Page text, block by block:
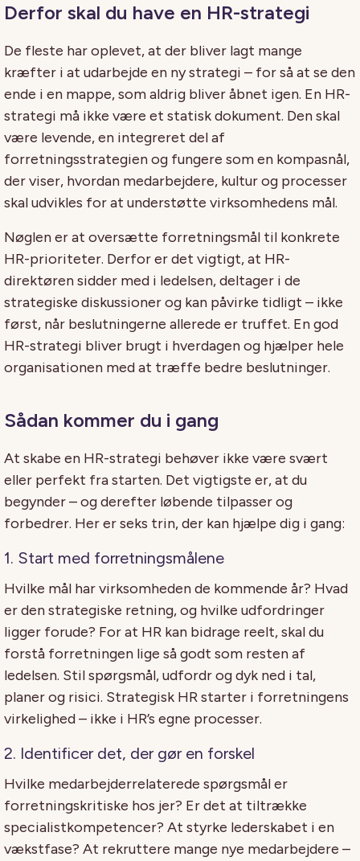
Derfor skal du have en HR-strategi
De fleste har oplevet, at der bliver lagt mange
kræfter i at udarbejde en ny strategi – for så at se den
ende i en mappe, som aldrig bliver åbnet igen. En HR-
strategi må ikke være et statisk dokument. Den skal
være levende, en integreret del af
forretningsstrategien og fungere som en kompasnål,
der viser, hvordan medarbejdere, kultur og processer
skal udvikles for at understøtte virksomhedens mål.
Nøglen er at oversætte forretningsmål til konkrete
HR-prioriteter. Derfor er det vigtigt, at HR-
direktøren sidder med i ledelsen, deltager i de
strategiske diskussioner og kan påvirke tidligt – ikke
først, når beslutningerne allerede er truffet. En god
HR-strategi bliver brugt i hverdagen og hjælper hele
organisationen med at træffe bedre beslutninger.
Sådan kommer du i gang
At skabe en HR-strategi behøver ikke være svært
eller perfekt fra starten. Det vigtigste er, at du
begynder – og derefter løbende tilpasser og
forbedrer. Her er seks trin, der kan hjælpe dig i gang:
1. Start med forretningsmålene
Hvilke mål har virksomheden de kommende år? Hvad
er den strategiske retning, og hvilke udfordringer
ligger forude? For at HR kan bidrage reelt, skal du
forstå forretningen lige så godt som resten af
ledelsen. Stil spørgsmål, udfordr og dyk ned i tal,
planer og risici. Strategisk HR starter i forretningens
virkelighed – ikke i HR’s egne processer.
2. Identificer det, der gør en forskel
Hvilke medarbejderrelaterede spørgsmål er
forretningskritiske hos jer? Er det at tiltrække
specialistkompetencer? At styrke lederskabet i en
vækstfase? At rekruttere mange nye medarbejdere –